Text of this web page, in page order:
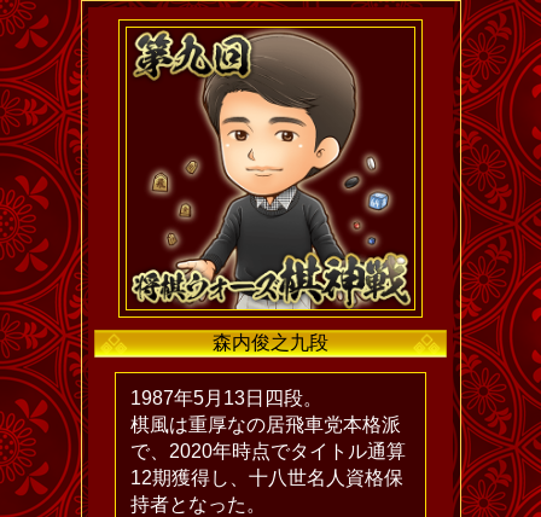
森内俊之九段
1987年5月13日四段。
棋風は重厚なの居飛車党本格派
で、2020年時点でタイトル通算
12期獲得し、十八世名人資格保
持者となった。